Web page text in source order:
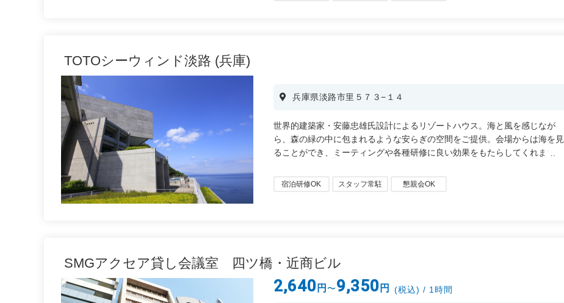
TOTOシーウィンド淡路 (兵庫)
兵庫県淡路市里５７３−１４
世界的建築家・安藤忠雄氏設計によるリゾートハウス。海と風を感じなが
ら、森の緑の中に包まれるような安らぎの空間をご提供。会場からは海を見
ることができ、ミーティングや各種研修に良い効果をもたらしてくれます。
宿泊研修OK スタッフ常駐 懇親会OK
SMGアクセア貸し会議室 四ツ橋・近商ビル
2,640 円 〜9,350 円 (税込) / 1時間